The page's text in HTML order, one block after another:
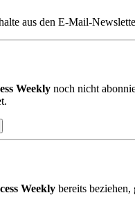
aus den E-Mail-
Weekly noch nicht
Weekly bereits